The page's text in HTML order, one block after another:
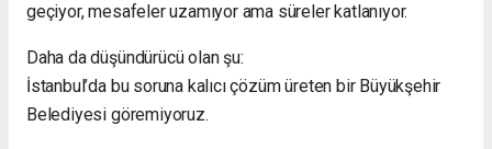
geçiyor, mesafeler uzamıyor ama süreler katlanıyor.
Daha da düşündürücü olan şu:
İstanbul’da bu soruna kalıcı çözüm üreten bir Büyükşehir
Belediyesi göremiyoruz.